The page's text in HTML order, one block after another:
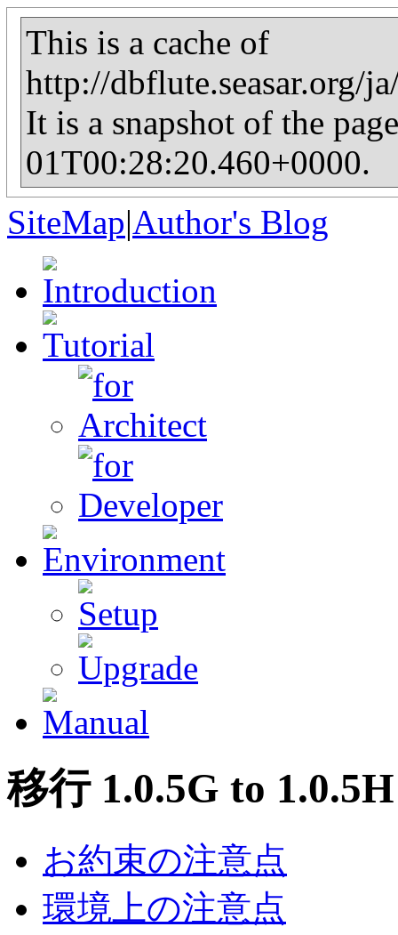
This is a cache of
http://dbflute.seasar.org/
It is a snapshot of the
01T00:28:20.460+0000.
SiteMap|Author's Blog
移行 1.0.5G to 1.0.5H
お約束の注意点
環境上の注意点